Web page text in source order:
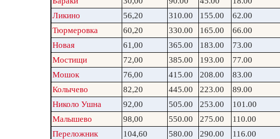
Ликино
56,20 310.00 155.00 62.00
Тюрмеровка
60,20 330.00 165.00 66.00
Новая
61,00 365.00 183.00 73.00
Мостищи
72,00 385.00 193.00 77.00
Мошок
76,00 415.00 208.00 83.00
Колычево
82,20 445.00 223.00 89.00
Николо Ушна
92,00 505.00 253.00 101.00
Малышево
98,00 550.00 275.00 110.00
Переложник
104,60 580.00 290.00 116.00